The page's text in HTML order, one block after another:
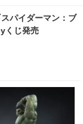
パイダーマン：ブ
くじ発売